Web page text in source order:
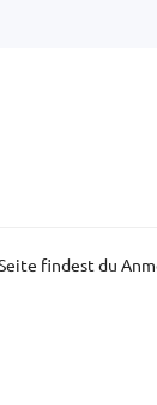
findest du